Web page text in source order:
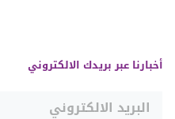
أخبارنا عبر بريدك الالكتروني